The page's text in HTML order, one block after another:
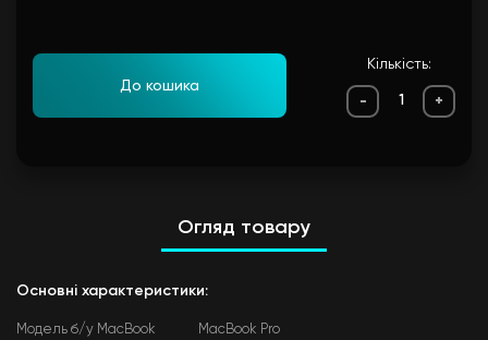
До кошика
Кількість:
- +
Огляд товару
Основні характеристики:
Модель б/у MacBook MacBook Pro